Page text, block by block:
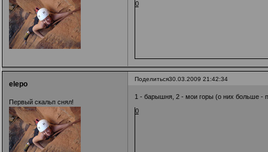
0
Поделиться30.03.2009 21:42:34
elepo
Первый скальп снял!
1 - барышня, 2 - мои горы (о них больше -
0